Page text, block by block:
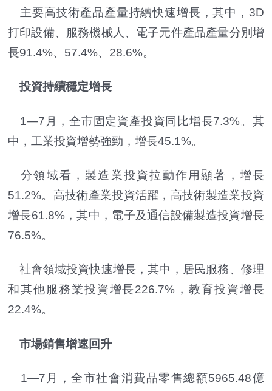
主要高技術產品產量持續快速增長，其中，3D
打印設備、服務機械人、電子元件產品產量分別增
長91.4%、57.4%、28.6%。
投資持續穩定增長
1—7月，全市固定資產投資同比增長7.3%。其
中，工業投資增勢強勁，增長45.1%。
分領域看，製造業投資拉動作用顯著，增長
51.2%。高技術產業投資活躍，高技術製造業投資
增長61.8%，其中，電子及通信設備製造投資增長
76.5%。
社會領域投資快速增長，其中，居民服務、修理
和其他服務業投資增長226.7%，教育投資增長
22.4%。
市場銷售增速回升
1—7月，全市社會消費品零售總額5965.48億